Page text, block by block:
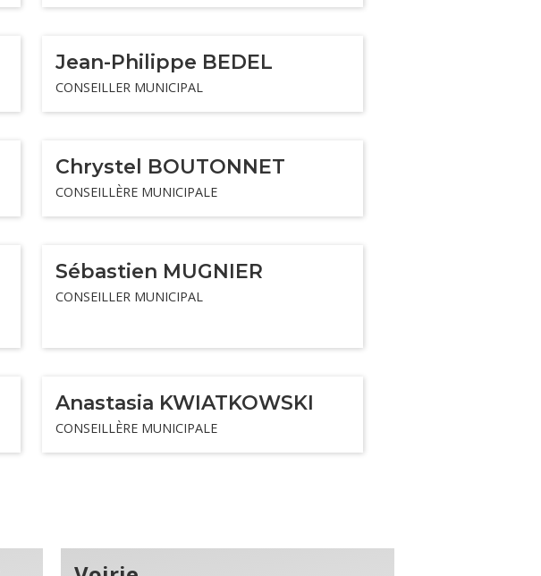
Jean-Philippe BEDEL
CONSEILLER MUNICIPAL
Chrystel BOUTONNET
CONSEILLÈRE MUNICIPALE
Sébastien MUGNIER
CONSEILLER MUNICIPAL
Anastasia KWIATKOWSKI
CONSEILLÈRE MUNICIPALE